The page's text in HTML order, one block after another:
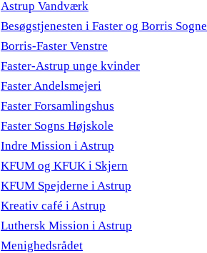
Astrup Vandværk
Besøgstjenesten i Faster og Borris Sogne
Borris-Faster Venstre
Faster-Astrup unge kvinder
Faster Andelsmejeri
Faster Forsamlingshus
Faster Sogns Højskole
Indre Mission i Astrup
KFUM og KFUK i Skjern
KFUM Spejderne i Astrup
Kreativ café i Astrup
Luthersk Mission i Astrup
Menighedsrådet